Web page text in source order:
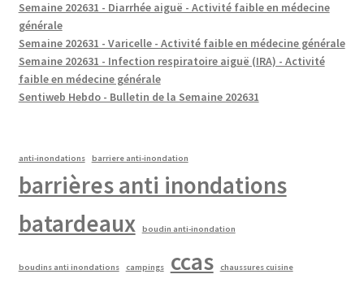
Semaine 202631 - Diarrhée aiguë - Activité faible en médecine
générale
Semaine 202631 - Varicelle - Activité faible en médecine générale
Semaine 202631 - Infection respiratoire aiguë (IRA) - Activité
faible en médecine générale
Sentiweb Hebdo - Bulletin de la Semaine 202631
anti-inondations barriere anti-inondation
barrières anti inondations
batardeaux
boudin anti-inondation
boudins anti inondations campings ccas chaussures cuisine